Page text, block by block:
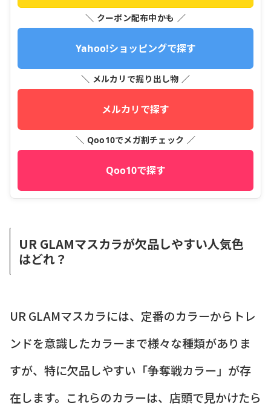
＼ クーポン配布中かも ／
Yahoo!ショッピングで探す
＼ メルカリで掘り出し物 ／
メルカリで探す
＼ Qoo10でメガ割チェック ／
Qoo10で探す
UR GLAMマスカラが欠品しやすい人気色
はどれ？
UR GLAMマスカラには、定番のカラーからトレ
ンドを意識したカラーまで様々な種類がありま
すが、特に欠品しやすい「争奪戦カラー」が存
在します。これらのカラーは、店頭で見かけたら